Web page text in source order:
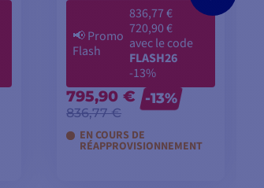
📢Promo
Flash
836,77 €
720,90 €
avec le code
FLASH26
-13%
795,90 €
836,77 €
-13%
EN COURS DE
RÉAPPROVISIONNEMENT